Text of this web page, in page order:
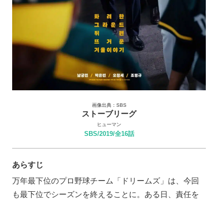
画像出典：SBS
ストーブリーグ
ヒューマン
SBS/2019/全16話
あらすじ
万年最下位のプロ野球チーム「ドリームズ」は、今回
も最下位でシーズンを終えることに。ある日、責任を